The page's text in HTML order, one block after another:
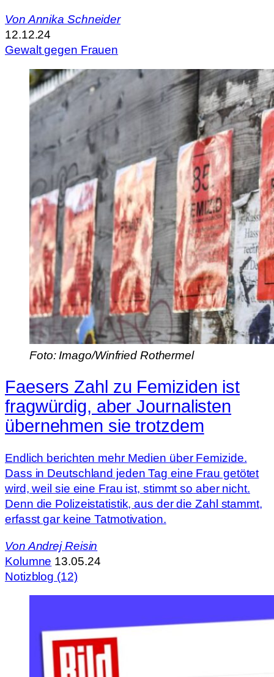
VonAnnika Schneider
12.12.24
Gewalt gegen Frauen
Foto: Imago/Winfried Rothermel
Faesers Zahl zu Femiziden ist
fragwürdig, aber Journalisten
übernehmen sie trotzdem
Endlich berichten mehr Medien über Femizide.
Dass in Deutschland jeden Tag eine Frau getötet
wird, weil sie eine Frau ist, stimmt so aber nicht.
Denn die Polizeistatistik, aus der die Zahl stammt,
erfasst gar keine Tatmotivation.
Von Andrej Reisin
Kolumne 13.05.24
Notizblog (12)